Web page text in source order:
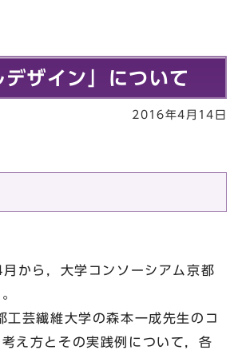
ザイン」について
2016年4月14日
から，大学コンソーシアム京都
芸繊維大学の森本一成先生のコ
え方とその実践例について，各